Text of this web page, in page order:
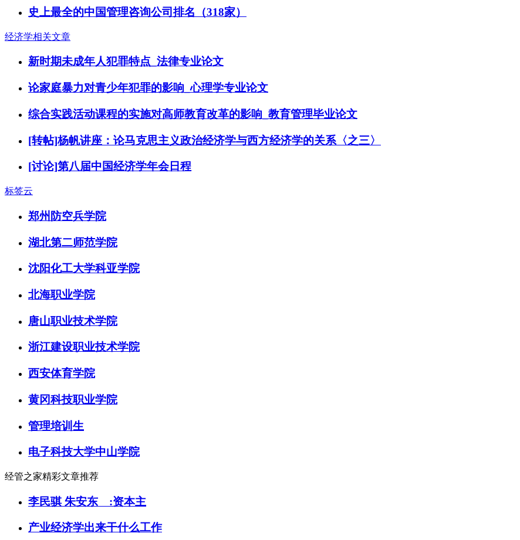
史上最全的中国管理咨询公司排名（318家）
经济学相关文章
新时期未成年人犯罪特点_法律专业论文
论家庭暴力对青少年犯罪的影响_心理学专业论文
综合实践活动课程的实施对高师教育改革的影响_教育管理毕业论文
[转帖]杨帆讲座：论马克思主义政治经济学与西方经济学的关系〈之三〉
[讨论]第八届中国经济学年会日程
标签云
郑州防空兵学院
湖北第二师范学院
沈阳化工大学科亚学院
北海职业学院
唐山职业技术学院
浙江建设职业技术学院
西安体育学院
黄冈科技职业学院
管理培训生
电子科技大学中山学院
经管之家精彩文章推荐
李民骐 朱安东 :资本主
产业经济学出来干什么工作